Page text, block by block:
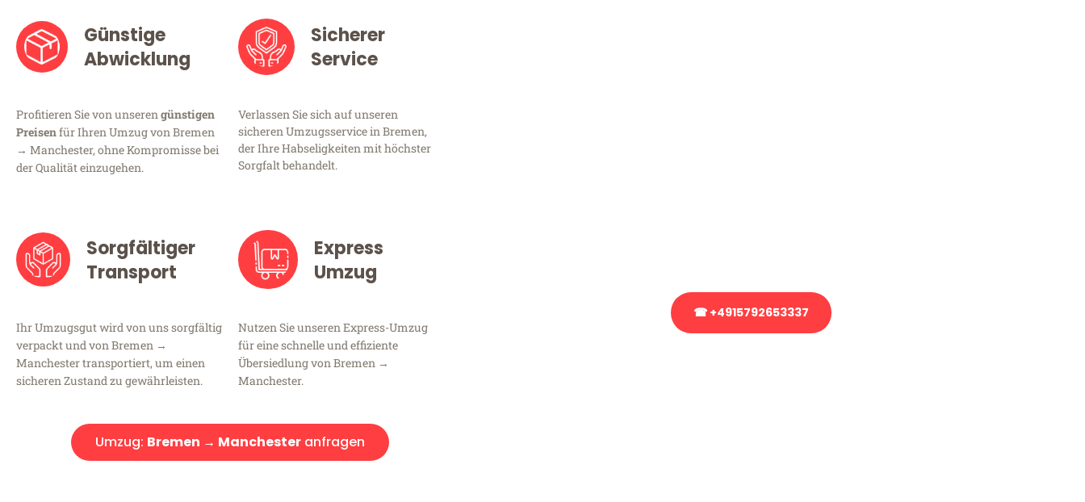
Günstige
Abwicklung
Profitieren Sie von unserengünstigen
Preisenfür Ihren Umzug von Bremen
→ Manchester, ohne Kompromisse bei
der Qualität einzugehen.
Sicherer
Service
Verlassen Sie sich auf unseren
sicheren Umzugsservice in Bremen,
der Ihre Habseligkeiten mit höchster
Sorgfalt behandelt.
Sorgfältiger
Transport
Ihr Umzugsgut wird von uns sorgfältig
verpackt und von Bremen →
Manchester transportiert, um einen
sicheren Zustand zu gewährleisten.
Express
Umzug
Nutzen Sie unseren Express-Umzug
für eine schnelle und effiziente
Übersiedlung von Bremen →
Manchester.
Umzug: Bremen → Manchester anfragen
☎ +4915792653337